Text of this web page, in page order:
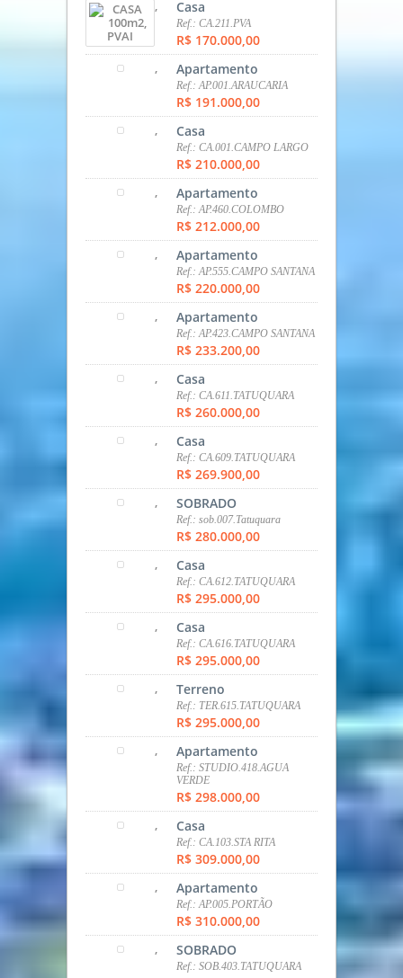
TIPOS DE IMÓVEIS
Comercial
SOBRADO
ANÚNCIOS EM DESTAQUE
Casa
Ref.: CA.211.PVA
R$ 170.000,00
Apartamento
Ref.: AP.001.ARAUCARIA
R$ 191.000,00
Casa
Ref.: CA.001.CAMPO LARGO
R$ 210.000,00
Apartamento
Ref.: AP.460.COLOMBO
R$ 212.000,00
Apartamento
Ref.: AP.555.CAMPO SANTANA
R$ 220.000,00
Apartamento
Ref.: AP.423.CAMPO SANTANA
R$ 233.200,00
Casa
Ref.: CA.611.TATUQUARA
R$ 260.000,00
Casa
Ref.: CA.609.TATUQUARA
R$ 269.900,00
SOBRADO
Ref.: sob.007.Tatuquara
R$ 280.000,00
Casa
Ref.: CA.612.TATUQUARA
R$ 295.000,00
Casa
Ref.: CA.616.TATUQUARA
R$ 295.000,00